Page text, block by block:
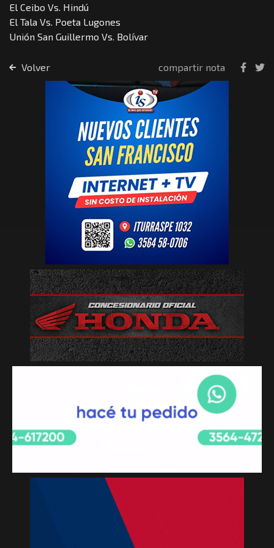
El Ceibo Vs. Hindú
El Tala Vs. Poeta Lugones
Unión San Guillermo Vs. Bolívar
Volver compartir nota